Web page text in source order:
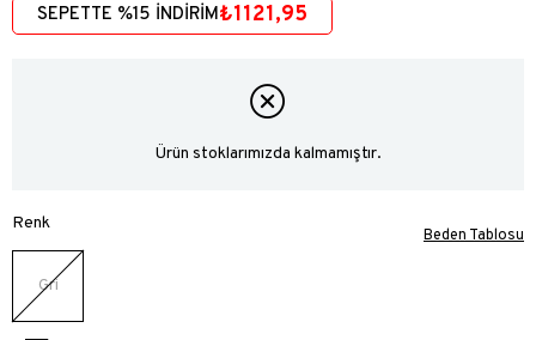
SEPETTE %15 İNDİRİM₺1121,95
Ürün stoklarımızda kalmamıştır.
Renk
Gri
Beden Tablosu